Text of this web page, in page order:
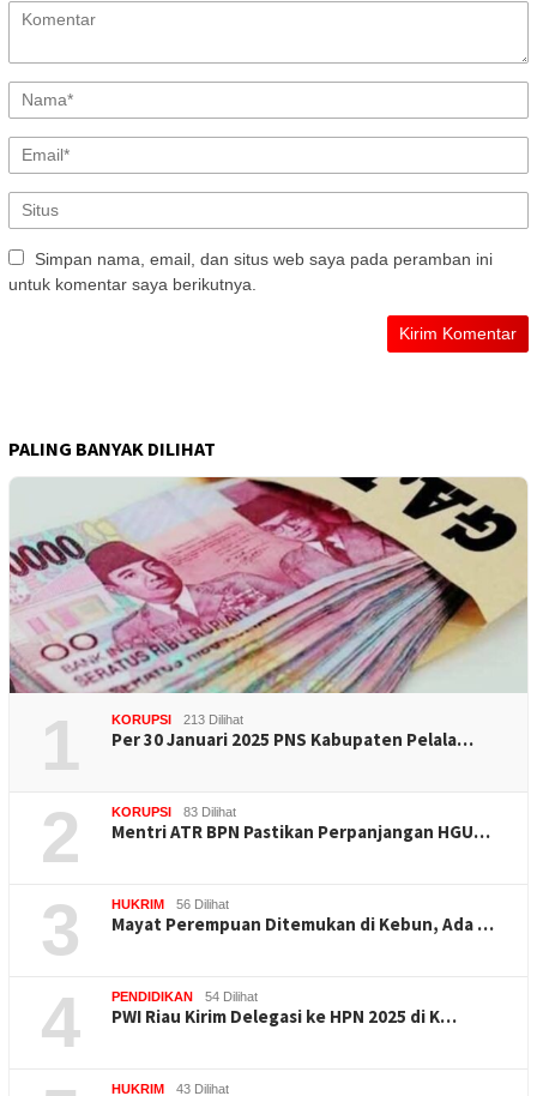
Simpan nama, email, dan situs web saya pada peramban ini
untuk komentar saya berikutnya.
PALING BANYAK DILIHAT
1 KORUPSI 213 Dilihat
Per 30 Januari 2025 PNS Kabupaten Pelala…
2 KORUPSI 83 Dilihat
Mentri ATR BPN Pastikan Perpanjangan HGU…
3 HUKRIM 56 Dilihat
Mayat Perempuan Ditemukan di Kebun, Ada …
4 PENDIDIKAN 54 Dilihat
PWI Riau Kirim Delegasi ke HPN 2025 di K…
HUKRIM 43 Dilihat